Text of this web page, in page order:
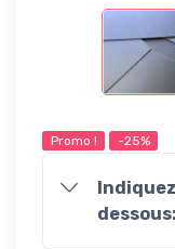
Promo ! -25%
dessous: